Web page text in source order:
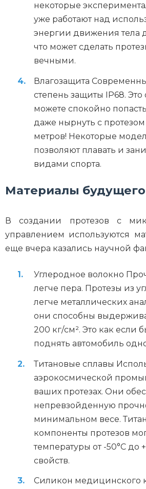
некоторые
уже работают над
энергии движения тела
что может сделать
вечными.
Влагозащита
степень защиты IP68. Это
можете спокойно
даже нырнуть с протезом
метров! Некоторые
позволяют плавать и
видами спорта.
Материалы будущего
В создании протезов с
управлением используются
еще вчера казались научной
Углеродное волокно
легче пера. Протезы из
легче металлических
они способны
200 кг/см². Это как если
поднять автомобиль
Титановые сплавы
аэрокосмической
ваших протезах. Они
непревзойденную
минимальном весе.
компоненты протезов
температуры от -50°C до
свойств.
Силикон медицинского